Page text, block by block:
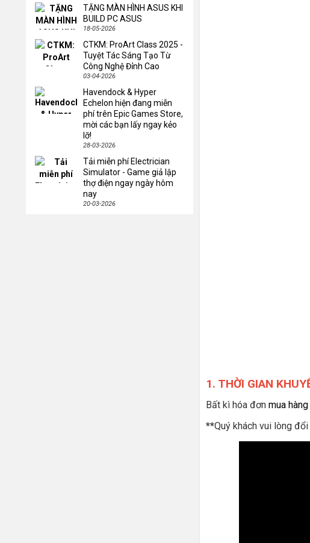
1. THỜI GIAN
Bất kì hóa đơn mua hàng
**Quý khách vui lòng
TẶNG MÀN HÌNH ASUS KHI
BUILD PC ASUS
18-05-2026
CTKM: ProArt Class 2025 -
Tuyệt Tác Sáng Tạo Từ
Công Nghệ Đỉnh Cao
03-04-2026
Havendock & Hyper
Echelon hiện đang miễn
phí trên Epic Games Store,
mời các bạn lấy ngay kẻo
lỡ!
28-03-2026
Tải miễn phí Electrician
Simulator - Game giả lập
thợ điện ngay ngày hôm
nay
20-03-2026